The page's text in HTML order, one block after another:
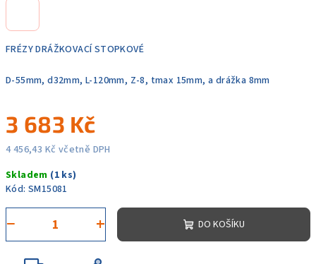
FRÉZY DRÁŽKOVACÍ STOPKOVÉ
D-55mm, d32mm, L-120mm, Z-8, tmax 15mm, a drážka 8mm
3 683 Kč
4 456,43 Kč včetně DPH
cena:
Skladem (1 ks)
Kód: SM15081
+
− DO KOŠÍKU